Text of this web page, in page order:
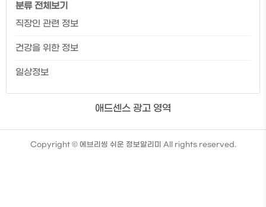
분류 전체보기
직장인 관련 정보
건강을 위한 정보
일상정보
애드센스 광고 영역
Copyright © 에브리씽 쉬운 정보알리미 All rights reserved.
TistoryWhaleSkin3.4